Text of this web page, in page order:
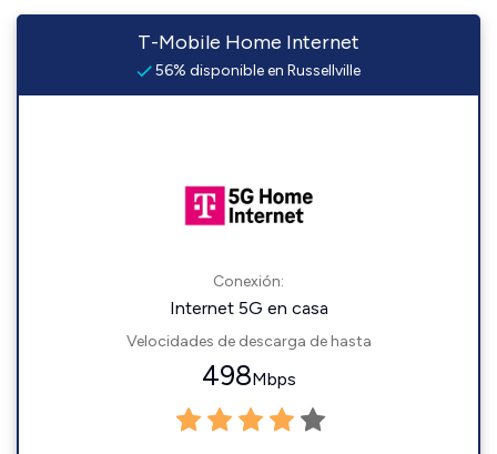
T-Mobile Home Internet
56% disponible en Russellville
Conexión:
Internet 5G en casa
Velocidades de descarga de hasta
498Mbps